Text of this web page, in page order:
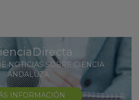
NOTICIAS SOBRE CIENCIA
ANDALUZA
INFORMACIÓN